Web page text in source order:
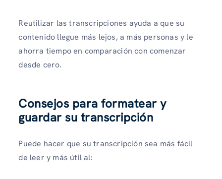
Reutilizar las transcripciones ayuda a que su
contenido llegue más lejos, a más personas y le
ahorra tiempo en comparación con comenzar
desde cero.
Consejos para formatear y
guardar su transcripción
Puede hacer que su transcripción sea más fácil
de leer y más útil al: